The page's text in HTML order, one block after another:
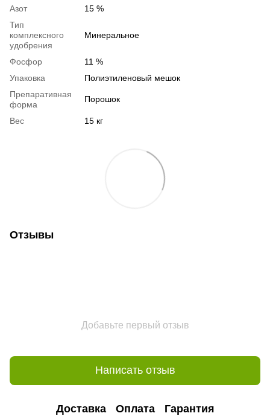
Азот
15 %
Тип
комплексного
удобрения
Минеральное
Фосфор
11 %
Упаковка
Полиэтиленовый мешок
Препаративная
форма
Порошок
Вес 15 кг
Отзывы
Добавьте первый отзыв
Написать отзыв
Доставка Оплата Гарантия